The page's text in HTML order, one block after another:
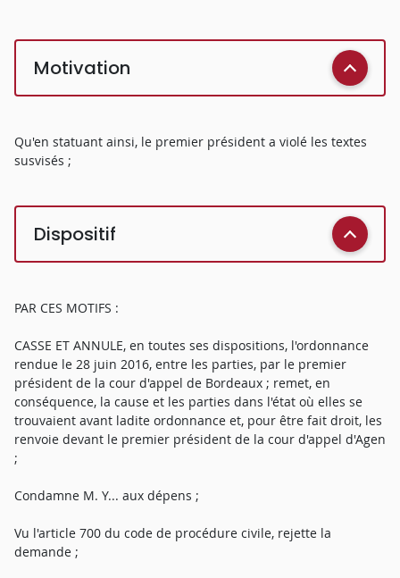
Motivation
Qu'en statuant ainsi, le premier président a violé les textes
susvisés ;
Dispositif
PAR CES MOTIFS :
CASSE ET ANNULE, en toutes ses dispositions, l'ordonnance
rendue le 28 juin 2016, entre les parties, par le premier
président de la cour d'appel de Bordeaux ; remet, en
conséquence, la cause et les parties dans l'état où elles se
trouvaient avant ladite ordonnance et, pour être fait droit, les
renvoie devant le premier président de la cour d'appel d'Agen
;
Condamne M. Y... aux dépens ;
Vu l'article 700 du code de procédure civile, rejette la
demande ;